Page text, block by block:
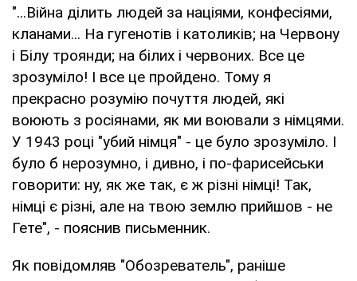
"...Війна ділить людей за націями, конфесіями,
кланами... На гугенотів і католиків; на Червону
і Білу троянди; на білих і червоних. Все це
зрозуміло! І все це пройдено. Тому я
прекрасно розумію почуття людей, які
воюють з росіянами, як ми воювали з німцями.
У 1943 році "убий німця" - це було зрозуміло. І
було б нерозумно, і дивно, і по-фарисейськи
говорити: ну, як же так, є ж різні німці! Так,
німці є різні, але на твою землю прийшов - не
Гете", - пояснив письменник.
Як повідомляв "Обозреватель", раніше